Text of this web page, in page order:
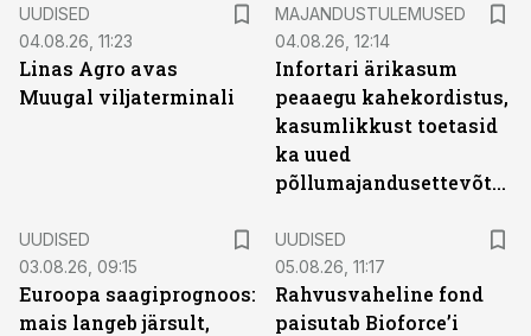
UUDISED
04.08.26, 11:23
Linas Agro avas
Muugal viljaterminali
MAJANDUSTULEMUSED
04.08.26, 12:14
Infortari ärikasum
peaaegu kahekordistus,
kasumlikkust toetasid
ka uued
põllumajandusettevõtted
UUDISED
03.08.26, 09:15
Euroopa saagiprognoos:
mais langeb järsult,
UUDISED
05.08.26, 11:17
Rahvusvaheline fond
paisutab Bioforce’i